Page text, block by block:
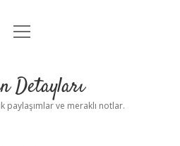
Politikası
Uyarı
menüyü
Detayları
paylaşımlar ve meraklı notlar.